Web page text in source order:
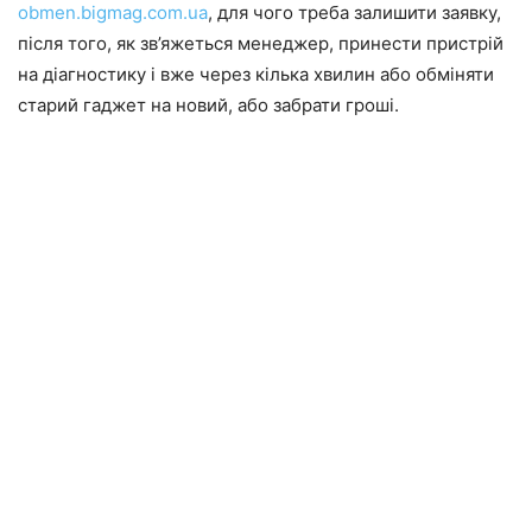
obmen.bigmag.com.ua, для чого треба залишити заявку,
після того, як зв’яжеться менеджер, принести пристрій
на діагностику і вже через кілька хвилин або обміняти
старий гаджет на новий, або забрати гроші.